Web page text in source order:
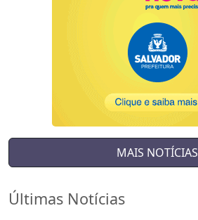
MAIS NOTÍCIAS
Últimas Notícias